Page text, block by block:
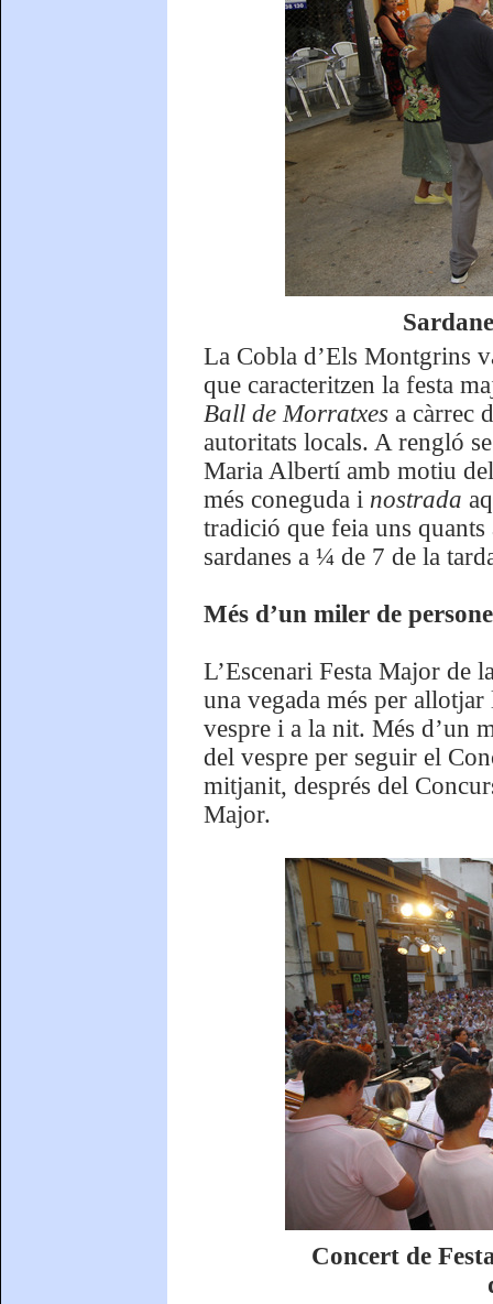
La Cobla d’Els Montgrins
que caracteritzen la festa
Ball de Morratxes a càrrec
autoritats locals. A rengló
Maria Albertí amb motiu
més coneguda i nostrada
tradició que feia uns
sardanes a ¼ de 7 de la
Més d’un miler de
L’Escenari Festa Major de
una vegada més per
vespre i a la nit. Més d’un
del vespre per seguir el
mitjanit, després del
Major.
Concert de